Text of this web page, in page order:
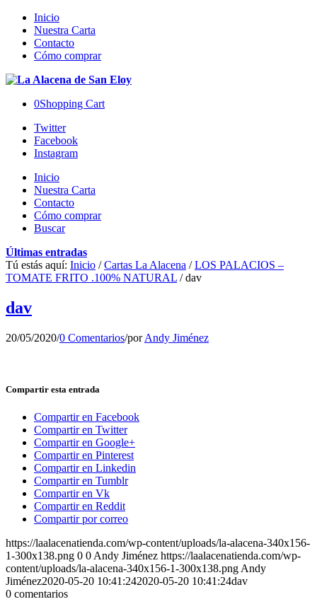
Inicio
Nuestra Carta
Contacto
Cómo comprar
0Shopping Cart
Twitter
Facebook
Instagram
Inicio
Nuestra Carta
Contacto
Cómo comprar
Buscar
Últimas entradas
Tú estás aquí: Inicio / Cartas La Alacena / LOS PALACIOS –
TOMATE FRITO .100% NATURAL / dav
dav
20/05/2020/0 Comentarios/porAndy Jiménez
Compartir esta entrada
Compartir en Facebook
Compartir en Twitter
Compartir en Google+
Compartir en Pinterest
Compartir en Linkedin
Compartir en Tumblr
Compartir en Vk
Compartir en Reddit
Compartir por correo
https://laalacenatienda.com/wp-content/uploads/la-alacena-340x156-
1-300x138.png 0 0 Andy Jiménez https://laalacenatienda.com/wp-
content/uploads/la-alacena-340x156-1-300x138.png Andy
Jiménez2020-05-20 10:41:242020-05-20 10:41:24dav
0 comentarios